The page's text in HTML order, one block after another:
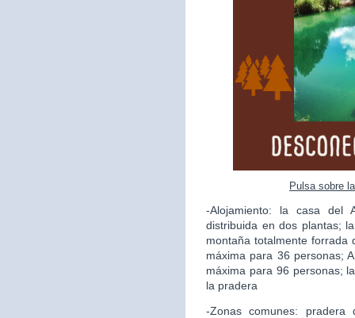
Pulsa sobre
-Alojamiento: la casa del
distribuida en dos plantas;
montaña totalmente forrada
máxima para 36 personas;
máxima para 96 personas;
la pradera
-Zonas comunes: pradera